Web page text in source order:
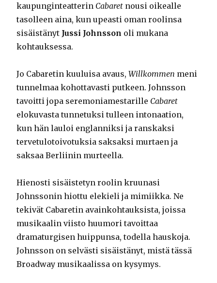
kaupunginteatterin Cabaret nousi oikealle
tasolleen aina, kun upeasti oman roolinsa
sisäistänyt Jussi Johnsson oli mukana
kohtauksessa.
Jo Cabaretin kuuluisa avaus,Willkommen meni
tunnelmaa kohottavasti putkeen. Johnsson
tavoitti jopa seremoniamestarille Cabaret
elokuvasta tunnetuksi tulleen intonaation,
kun hän lauloi englanniksi ja ranskaksi
tervetulotoivotuksia saksaksi murtaen ja
saksaa Berliinin murteella.
Hienosti sisäistetyn roolin kruunasi
Johnssonin hiottu elekieli ja mimiikka. Ne
tekivät Cabaretin avainkohtauksista, joissa
musikaalin viisto huumori tavoittaa
dramaturgisen huippunsa, todella hauskoja.
Johnsson on selvästi sisäistänyt, mistä tässä
Broadway musikaalissa on kysymys.